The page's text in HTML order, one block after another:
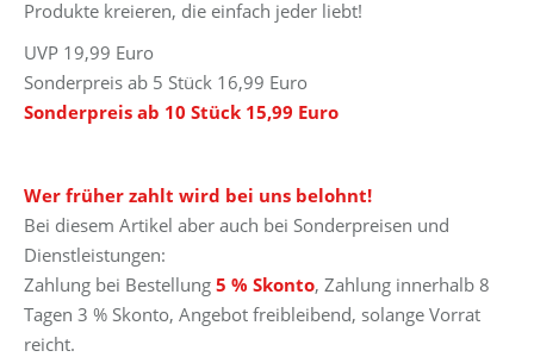
Produkte kreieren, die einfach jeder liebt!
UVP 19,99 Euro
Sonderpreis ab 5 Stück 16,99 Euro
Sonderpreis ab 10 Stück 15,99 Euro
Wer früher zahlt wird bei uns belohnt!
Bei diesem Artikel aber auch bei Sonderpreisen und
Dienstleistungen:
Zahlung bei Bestellung 5 % Skonto, Zahlung innerhalb 8
Tagen 3 % Skonto, Angebot freibleibend, solange Vorrat
reicht.